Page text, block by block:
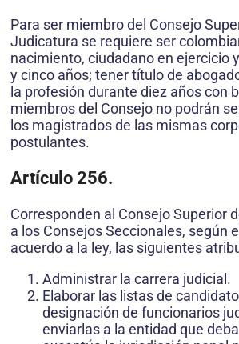
Para ser miembro del Consejo
Judicatura se requiere ser
nacimiento, ciudadano en ejercicio
y cinco años; tener título de
la profesión durante diez años con
miembros del Consejo no podrán
los magistrados de las mismas
postulantes.
Artículo 256.
Corresponden al Consejo Superior
a los Consejos Seccionales, según
acuerdo a la ley, las siguientes
Administrar la carrera judicial.
Elaborar las listas de
designación de funcionarios
enviarlas a la entidad que